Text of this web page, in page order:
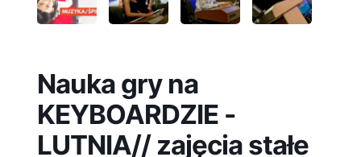
Nauka gry na
KEYBOARDZIE -
LUTNIA// zajęcia stałe